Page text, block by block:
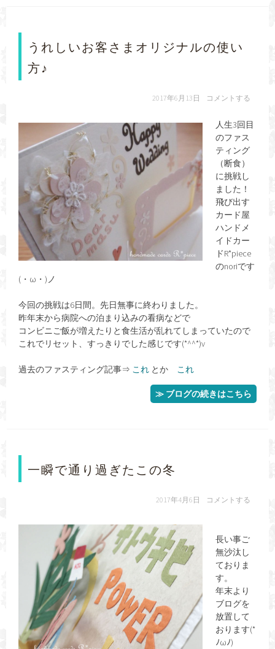
うれしいお客さまオリジナルの使い
方♪
2017年6月13日 コメントする
人生3回目
のファス
ティング
（断食）
に挑戦し
ました！
飛び出す
カード屋
ハンドメ
イドカー
ドR*piece
のnoriです
(・ω・)ノ
今回の挑戦は6日間。先日無事に終わりました。
昨年末から病院への泊まり込みの看病などで
コンビニご飯が増えたりと食生活が乱れてしまっていたので
これでリセット、すっきりでした感じです(*^^*)v
過去のファスティング記事⇒ これ とか これ
≫ ブログの続きはこちら
一瞬で通り過ぎたこの冬
2017年4月6日 コメントする
長い事ご
無沙汰し
ておりま
す。
年末より
ブログを
放置して
おります(*
ﾉωﾉ)